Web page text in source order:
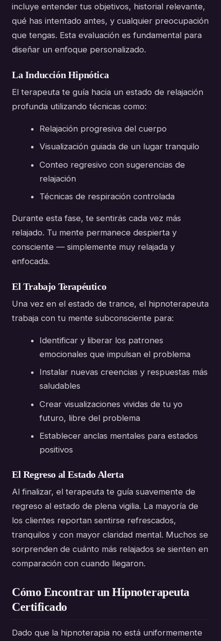
incluye entender tus objetivos, historial relevante,
qué has intentado antes, y cualquier preocupación
que tengas. Esta evaluación es fundamental para
diseñar un enfoque personalizado.
La Inducción Hipnótica
El terapeuta te guía hacia un estado de relajación
profunda utilizando técnicas como:
Relajación progresiva del cuerpo
Visualización guiada de un lugar tranquilo
Conteo regresivo con sugerencias de
relajación
Técnicas de respiración controlada
Durante esta fase, te sentirás cada vez más
relajado. Tu mente permanece despierta y
consciente — simplemente muy relajada y
enfocada.
El Trabajo Terapéutico
Una vez en el estado de trance, el hipnoterapeuta
trabaja con tu mente subconsciente para:
Identificar y liberar los patrones
emocionales que impulsan el problema
Instalar nuevas creencias y respuestas más
saludables
Crear visualizaciones vividas de tu yo
futuro, libre del problema
Establecer anclas mentales para estados
positivos
El Regreso al Estado Alerta
Al finalizar, el terapeuta te guía suavemente de
regreso al estado de plena vigilia. La mayoría de
los clientes reportan sentirse refrescados,
tranquilos y con mayor claridad mental. Muchos se
sorprenden de cuánto más relajados se sienten en
comparación con cuando llegaron.
Cómo Encontrar un Hipnoterapeuta
Certificado
Dado que la hipnoterapia no está uniformemente